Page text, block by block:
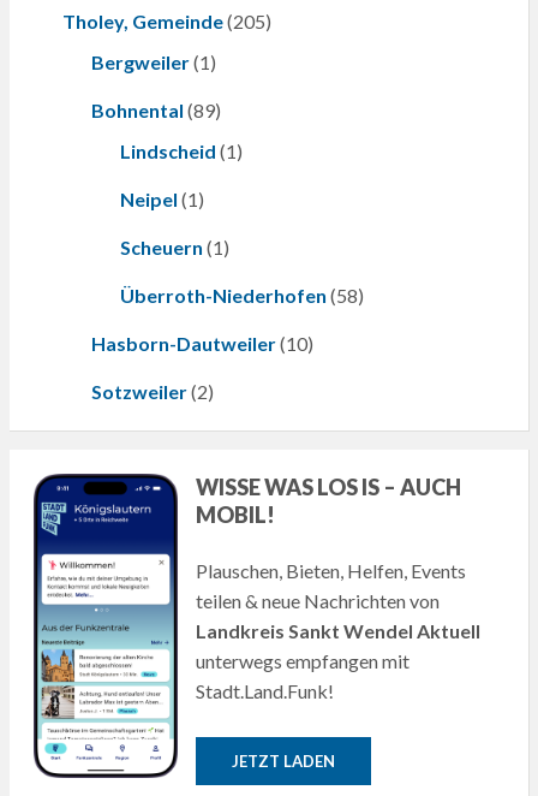
Tholey, Gemeinde(205)
Bergweiler(1)
Bohnental (89)
Lindscheid (1)
Neipel (1)
Scheuern (1)
Überroth-Niederhofen (58)
Hasborn-Dautweiler(10)
Sotzweiler(2)
WISSE WAS LOS IS – AUCH
MOBIL!
Plauschen, Bieten, Helfen, Events
teilen & neue Nachrichten von
Landkreis Sankt Wendel Aktuell
unterwegs empfangen mit
Stadt.Land.Funk!
JETZT LADEN